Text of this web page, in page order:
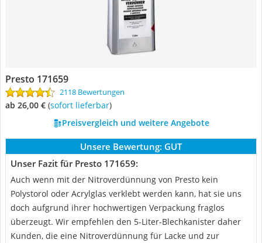
Presto 171659
2118 Bewertungen
ab 26,00 € ( Sofort lieferbar)
Preisvergleich und weitere Angebote
Unsere Bewertung: GUT
Unser Fazit für Presto 171659:
Auch wenn mit der Nitroverdünnung von Presto kein
Polystorol oder Acrylglas verklebt werden kann, hat sie uns
doch aufgrund ihrer hochwertigen Verpackung fraglos
überzeugt. Wir empfehlen den 5-Liter-Blechkanister daher
Kunden, die eine Nitroverdünnung für Lacke und zur